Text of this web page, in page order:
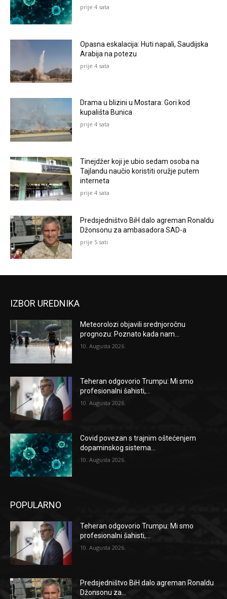
prije 4 sata
Opasna eskalacija: Huti napali, Saudijska
Arabija na potezu
prije 4 sata
Drama u blizini u Mostara: Gori kod
kupališta Bunica
prije 4 sata
Tinejdžer koji je ubio sedam osoba na
Tajlandu naučio koristiti oružje putem
interneta
prije 4 sata
Predsjedništvo BiH dalo agreman Ronaldu
Džonsonu za ambasadora SAD-a
prije 5 sati
IZBOR UREDNIKA
Meteorolozi objavili srednjoročnu
prognozu: Poznato kada nam...
10. Augusta 2026.
Teheran odgovorio Trumpu: Mi smo
profesionalni šahisti,...
10. Augusta 2026.
Covid povezan s trajnim oštećenjem
dopaminskog sistema...
10. Augusta 2026.
POPULARNO
Teheran odgovorio Trumpu: Mi smo
profesionalni šahisti,...
10. Augusta 2026.
Predsjedništvo BiH dalo agreman Ronaldu
Džonsonu za...